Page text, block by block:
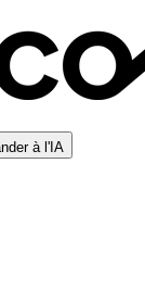
à l'IA